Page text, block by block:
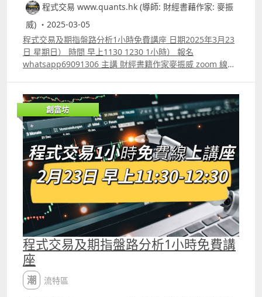
程式交易 www.quants.hk (導師: 財經書藉作家: 麥振
威) ・2025-03-05
程式交易及期指盤路分析1小時免費講座 日期2025年3月23
日 星期日） 時間 早上1130 1230 1小時） 報名
whatsapp69091306 主講 財經書籍作家麥振威 zoom 線上
Footprint chart教學及用trading view自制Footprint chart
方法 4.如何快速將pine script寫的交易策略轉為python版
本 5.如何快速學懂用python寫運用排盤市場深度數據的交
易策略autotrade 6.期指盤路分析原理講解 報名whatspp
69091306 或電郵paul.mark881@gmail.com
創富坊
程式交易及期指盤路分析1小時免費講
座
潮流特區